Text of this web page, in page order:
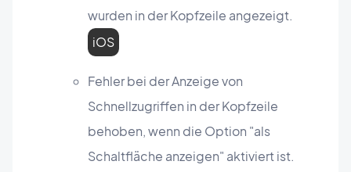
wurden in der Kopfzeile angezeigt.
iOS
Fehler bei der Anzeige von
Schnellzugriffen in der Kopfzeile
behoben, wenn die Option "als
Schaltfläche anzeigen" aktiviert ist.